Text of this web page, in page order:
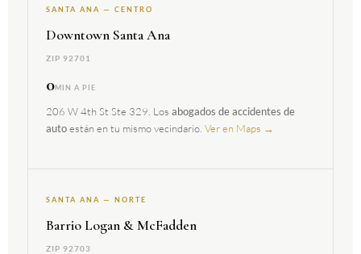
SANTA ANA — CENTRO
Downtown Santa Ana
ZIP 92701
0MIN A PIE
206 W 4th St Ste 329. Los abogados de accidentes de
auto están en tu mismo vecindario. Ver en Maps →
SANTA ANA — NORTE
Barrio Logan & McFadden
ZIP 92703